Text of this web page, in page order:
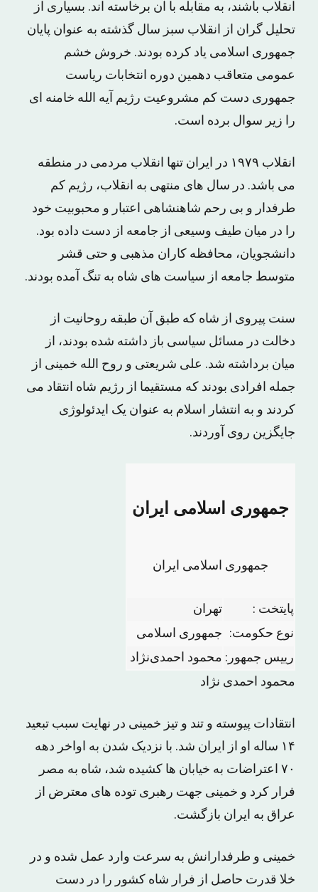
انقلاب باشند، به مقابله با آن برخاسته اند. بسیاری از
تحلیل گران از انقلاب سبز سال گذشته به عنوان پایان
جمهوری اسلامی یاد کرده بودند. خروش خشم
عمومی متعاقب دهمین دوره انتخابات ریاست
جمهوری دست کم مشروعیت رژیم آیه الله خامنه ای
را زیر سوال برده است.
انقلاب ۱۹۷۹ در ایران تنها انقلاب مردمی در منطقه
می باشد. در سال های منتهی به انقلاب، رژیم کم
طرفدار و بی رحم شاهنشاهی اعتبار و محبوبیت خود
را در میان طیف وسیعی از جامعه از دست داده بود.
دانشجویان، محافظه کاران مذهبی و حتی قشر
متوسط جامعه از سیاست های شاه به تنگ آمده بودند.
سنت پیروی از شاه که طبق آن طبقه روحانیت از
دخالت در مسائل سیاسی باز داشته شده بودند، از
میان برداشته شد. علی شریعتی و روح الله خمینی از
جمله افرادی بودند که مستقیما از رژیم شاه انتقاد می
کردند و به انتشار اسلام به عنوان یک ایدئولوژی
جایگزین روی آوردند.
جمهوری اسلامی ایران
جمهوری اسلامی ایران
پایتخت :
تهران
نوع حکومت:
جمهوری اسلامی
رییس جمهور: محمود احمدی‌نژاد
محمود احمدی نژاد
انتقادات پیوسته و تند و تیز خمینی در نهایت سبب تبعید
۱۴ ساله او از ایران شد. با نزدیک شدن به اواخر دهه
۷۰ اعتراضات به خیابان ها کشیده شد، شاه به مصر
فرار کرد و خمینی جهت رهبری توده های معترض از
عراق به ایران بازگشت.
خمینی و طرفدارانش به سرعت وارد عمل شده و در
خلا قدرت حاصل از فرار شاه کشور را در دست